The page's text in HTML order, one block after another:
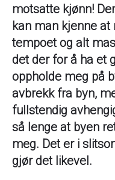
motsatte kjønn!
kan man kjenne
tempoet og alt
det der for å ha et
oppholde meg på
avbrekk fra byn,
fullstendig
så lenge at byen
meg. Det er i
gjør det likevel.